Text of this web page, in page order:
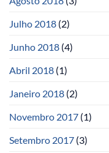
Julho 2018 (2)
Junho 2018 (4)
Abril 2018 (1)
Janeiro 2018 (2)
Novembro 2017 (1)
Setembro 2017 (3)